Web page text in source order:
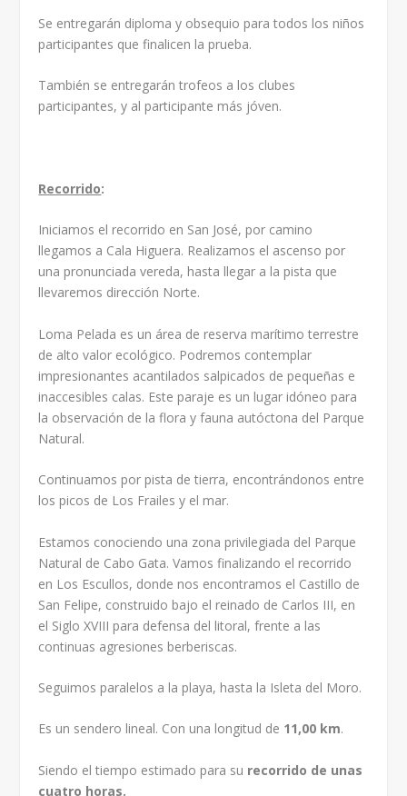
Se entregarán diploma y obsequio para todos los niños
participantes que finalicen la prueba.
También se entregarán trofeos a los clubes
participantes, y al participante más jóven.
Recorrido:
Iniciamos el recorrido en San José, por camino
llegamos a Cala Higuera. Realizamos el ascenso por
una pronunciada vereda, hasta llegar a la pista que
llevaremos dirección Norte.
Loma Pelada es un área de reserva marítimo terrestre
de alto valor ecológico. Podremos contemplar
impresionantes acantilados salpicados de pequeñas e
inaccesibles calas. Este paraje es un lugar idóneo para
la observación de la flora y fauna autóctona del Parque
Natural.
Continuamos por pista de tierra, encontrándonos entre
los picos de Los Frailes y el mar.
Estamos conociendo una zona privilegiada del Parque
Natural de Cabo Gata. Vamos finalizando el recorrido
en Los Escullos, donde nos encontramos el Castillo de
San Felipe, construido bajo el reinado de Carlos III, en
el Siglo XVIII para defensa del litoral, frente a las
continuas agresiones berberiscas.
Seguimos paralelos a la playa, hasta la Isleta del Moro.
Es un sendero lineal. Con una longitud de 11,00 km.
Siendo el tiempo estimado para su recorrido de unas
cuatro horas.